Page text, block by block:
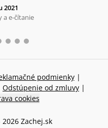
2021
a e-čítanie
podmienky |
Odstúpenie od zmluvy |
cookies
2026 Zachej.sk